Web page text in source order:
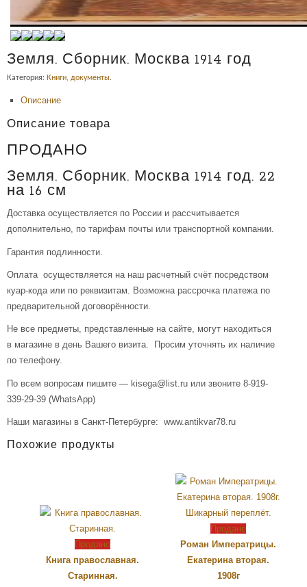
Земля. Сборник. Москва 1914 год
Категория: Книги, документы.
Описание
Описание товара
ПРОДАНО
Земля. Сборник. Москва 1914 год. 22
на 16 см
Доставка осуществляется по России и рассчитывается
дополнительно, по тарифам почты или транспортной компании.
Гарантия подлинности.
Оплата осуществляется на наш расчетный счёт посредством
куар-кода или по реквизитам. Возможна рассрочка платежа по
предварительной договорённости.
Не все предметы, представленные на сайте, могут находиться
в магазине в день Вашего визита. Просим уточнять их наличие
по телефону.
По всем вопросам пишите — kisega@list.ru или звоните 8-919-
339-29-39 (WhatsApp)
Наши магазины в Санкт-Петербурге: www.antikvar78.ru
Похожие продукты
Продано
Книга православная.
Старинная.
Продано
Роман Императрицы.
Екатерина вторая.
1908г